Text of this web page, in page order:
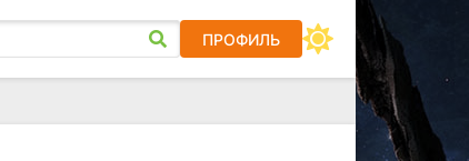
ПРОФИЛЬ